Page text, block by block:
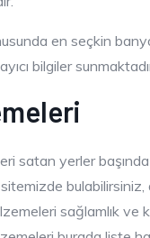
en seçkin
bilgiler
satan yerler
sağlamlık ve